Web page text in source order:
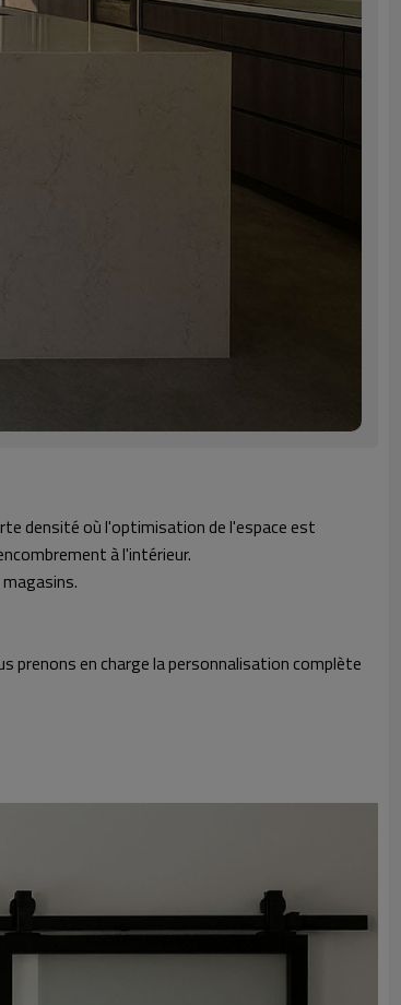
densité où l'optimisation de l'espace est
à l'intérieur.
prenons en charge la personnalisation complète